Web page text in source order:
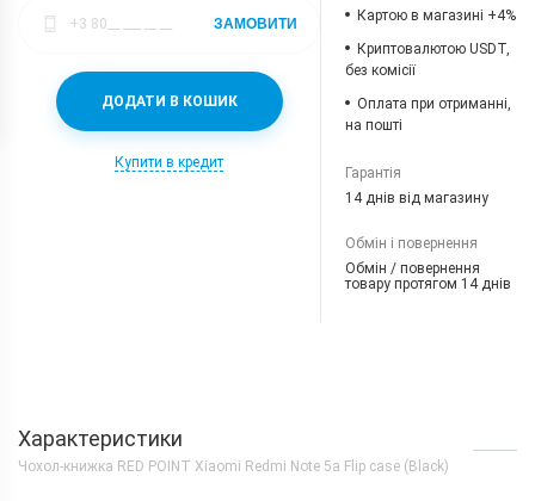
ДОДАТИ В КОШИК
Купити в кредит
ЗАМОВИТИ
Картою в магазині +4%
Криптовалютою USDT,
без комісії
Оплата при отриманні,
на пошті
Гарантія
14 днів від магазину
Обмін і повернення
Обмін / повернення
товару протягом 14 днів
Характеристики
Чохол-книжка RED POINT Xiaomi Redmi Note 5a Flip case (Black)